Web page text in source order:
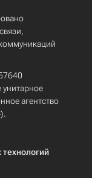
унитарное
агентство